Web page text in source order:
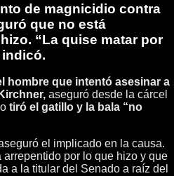
de magnicidio contra
que no está
“La quise matar por
hombre que intentó asesinar a
aseguró desde la cárcel
tiró el gatillo y la bala “no
el implicado en la causa.
por lo que hizo y que
a la titular del Senado a raíz del